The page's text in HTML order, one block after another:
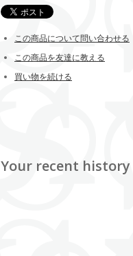
この商品について問い合わせる
この商品を友達に教える
買い物を続ける
Your recent history